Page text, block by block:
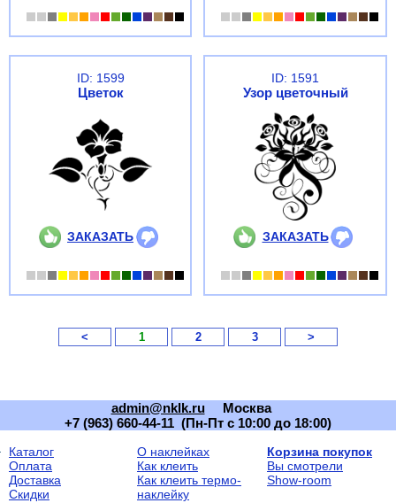
ID: 1599
Цветок
ЗАКАЗАТЬ
ID: 1591
Узор цветочный
ЗАКАЗАТЬ
< 1 2 3 >
admin@nklk.ru
Москва
+7 (963) 660-44-11 (Пн-Пт с 10:00 до 18:00)
Каталог
Оплата
Доставка
Скидки
О наклейках
Как клеить
Как клеить термо-
наклейку
Корзина покупок
Вы смотрели
Show-room